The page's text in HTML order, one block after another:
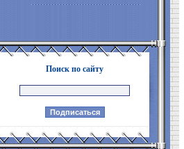
Поиск по сайту